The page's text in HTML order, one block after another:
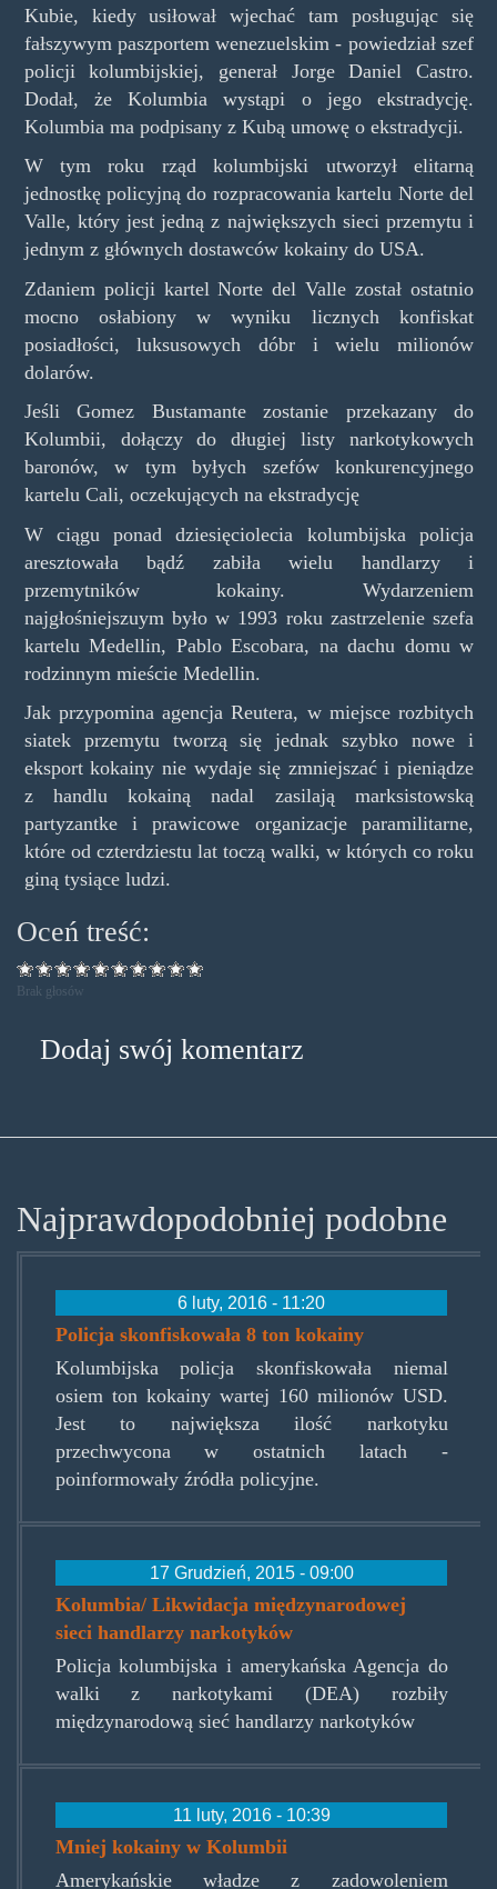
Kubie, kiedy usiłował wjechać tam posługując się
fałszywym paszportem wenezuelskim - powiedział szef
policji kolumbijskiej, generał Jorge Daniel Castro.
Dodał, że Kolumbia wystąpi o jego ekstradycję.
Kolumbia ma podpisany z Kubą umowę o ekstradycji.
W tym roku rząd kolumbijski utworzył elitarną
jednostkę policyjną do rozpracowania kartelu Norte del
Valle, który jest jedną z największych sieci przemytu i
jednym z głównych dostawców kokainy do USA.
Zdaniem policji kartel Norte del Valle został ostatnio
mocno osłabiony w wyniku licznych konfiskat
posiadłości, luksusowych dóbr i wielu milionów
dolarów.
Jeśli Gomez Bustamante zostanie przekazany do
Kolumbii, dołączy do długiej listy narkotykowych
baronów, w tym byłych szefów konkurencyjnego
kartelu Cali, oczekujących na ekstradycję
W ciągu ponad dziesięciolecia kolumbijska policja
aresztowała bądź zabiła wielu handlarzy i
przemytników kokainy. Wydarzeniem
najgłośniejszuym było w 1993 roku zastrzelenie szefa
kartelu Medellin, Pablo Escobara, na dachu domu w
rodzinnym mieście Medellin.
Jak przypomina agencja Reutera, w miejsce rozbitych
siatek przemytu tworzą się jednak szybko nowe i
eksport kokainy nie wydaje się zmniejszać i pieniądze
z handlu kokainą nadal zasilają marksistowską
partyzantke i prawicowe organizacje paramilitarne,
które od czterdziestu lat toczą walki, w których co roku
giną tysiące ludzi.
Oceń treść:
Brak głosów
Dodaj swój komentarz
Najprawdopodobniej podobne
6 luty, 2016 - 11:20
Policja skonfiskowała 8 ton kokainy
Kolumbijska policja skonfiskowała niemal
osiem ton kokainy wartej 160 milionów USD.
Jest to największa ilość narkotyku
przechwycona w ostatnich latach -
poinformowały źródła policyjne.
17 Grudzień, 2015 - 09:00
Kolumbia/ Likwidacja międzynarodowej
sieci handlarzy narkotyków
Policja kolumbijska i amerykańska Agencja do
walki z narkotykami (DEA) rozbiły
międzynarodową sieć handlarzy narkotyków
11 luty, 2016 - 10:39
Mniej kokainy w Kolumbii
Amerykańskie władze z zadowoleniem